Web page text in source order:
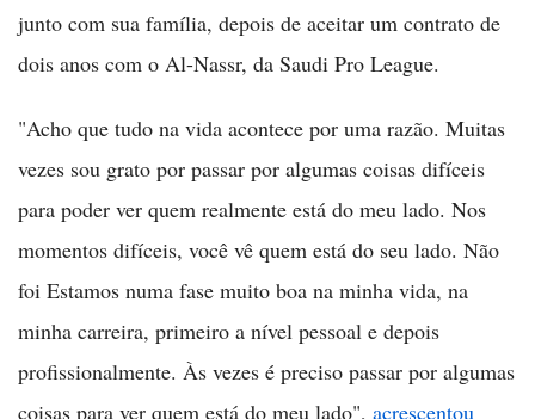
junto com sua família, depois de aceitar um contrato de
dois anos com o Al-Nassr, da Saudi Pro League.
"Acho que tudo na vida acontece por uma razão. Muitas
vezes sou grato por passar por algumas coisas difíceis
para poder ver quem realmente está do meu lado. Nos
momentos difíceis, você vê quem está do seu lado. Não
foi Estamos numa fase muito boa na minha vida, na
minha carreira, primeiro a nível pessoal e depois
profissionalmente. Às vezes é preciso passar por algumas
coisas para ver quem está do meu lado", acrescentou